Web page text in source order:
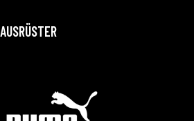
AUSRÜSTER